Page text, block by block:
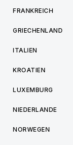
FRANKREICH
GRIECHENLAND
ITALIEN
KROATIEN
LUXEMBURG
NIEDERLANDE
NORWEGEN